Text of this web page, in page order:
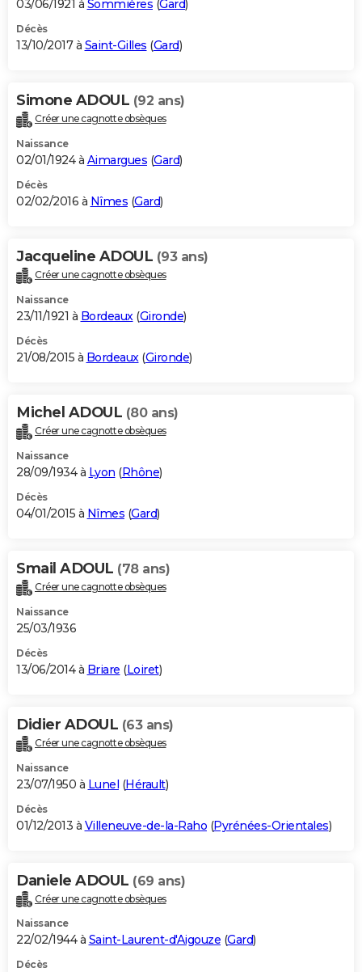
03/06/1921 à Sommières (Gard)
Décès
13/10/2017 à Saint-Gilles (Gard)
Simone ADOUL (92 ans)
Créer une cagnotte obsèques
Naissance
02/01/1924 à Aimargues (Gard)
Décès
02/02/2016 à Nîmes (Gard)
Jacqueline ADOUL (93 ans)
Créer une cagnotte obsèques
Naissance
23/11/1921 à Bordeaux(Gironde)
Décès
21/08/2015 à Bordeaux(Gironde)
Michel ADOUL (80 ans)
Créer une cagnotte obsèques
Naissance
28/09/1934 à Lyon (Rhône)
Décès
04/01/2015 à Nîmes (Gard)
Smail ADOUL (78 ans)
Créer une cagnotte obsèques
Naissance
25/03/1936
Décès
13/06/2014 à Briare (Loiret)
Didier ADOUL (63 ans)
Créer une cagnotte obsèques
Naissance
23/07/1950 à Lunel (Hérault)
Décès
01/12/2013 à Villeneuve-de-la-Raho (Pyrénées-Orientales)
Daniele ADOUL (69 ans)
Créer une cagnotte obsèques
Naissance
22/02/1944 à Saint-Laurent-d'Aigouze (Gard)
Décès